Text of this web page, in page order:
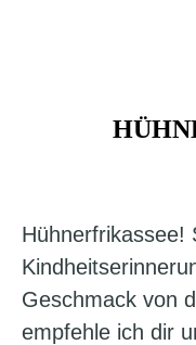
Hühnerfrikassee!
Geschmack von
empfehle ich dir